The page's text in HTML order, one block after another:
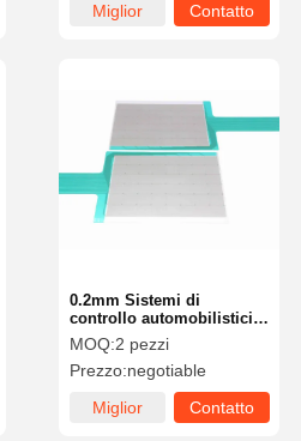
Miglior
Contatto
0.2mm Sistemi di
controllo automobilistici
Circuiti PET per
l'affidabilità
MOQ:2 pezzi
Prezzo:negotiable
Miglior
Contatto